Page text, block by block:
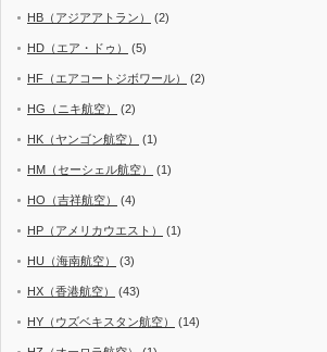
HB（アジアアトラン） (2)
HD（エア・ドゥ） (5)
HF（エアコートジボワール） (2)
HG（ニキ航空） (2)
HK（ヤンゴン航空） (1)
HM（セーシェル航空） (1)
HO（吉祥航空） (4)
HP（アメリカウエスト） (1)
HU（海南航空） (3)
HX（香港航空） (43)
HY（ウズベキスタン航空） (14)